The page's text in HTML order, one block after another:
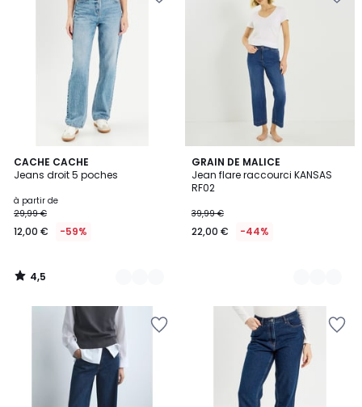
CACHE CACHE
Jeans droit 5 poches
à partir de
29,99 €
12,00 € -59%
4,5
/ 5
5
Couleurs
4,5
/
GRAIN DE MALICE
Jean flare raccourci KANSAS
RF02
39,99 €
22,00 € -44%
2
Couleurs